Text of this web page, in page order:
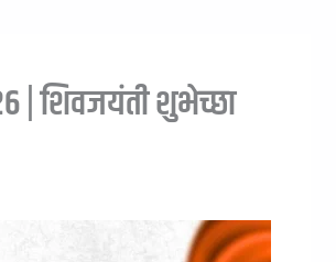
| शिवजयंती शुभेच्छा